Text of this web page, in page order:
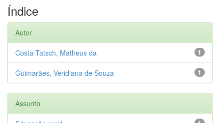
Índice
Autor
1
Costa-Tatsch, Matheus da
1
Guimarães, Veridiana de Souza
Assunto